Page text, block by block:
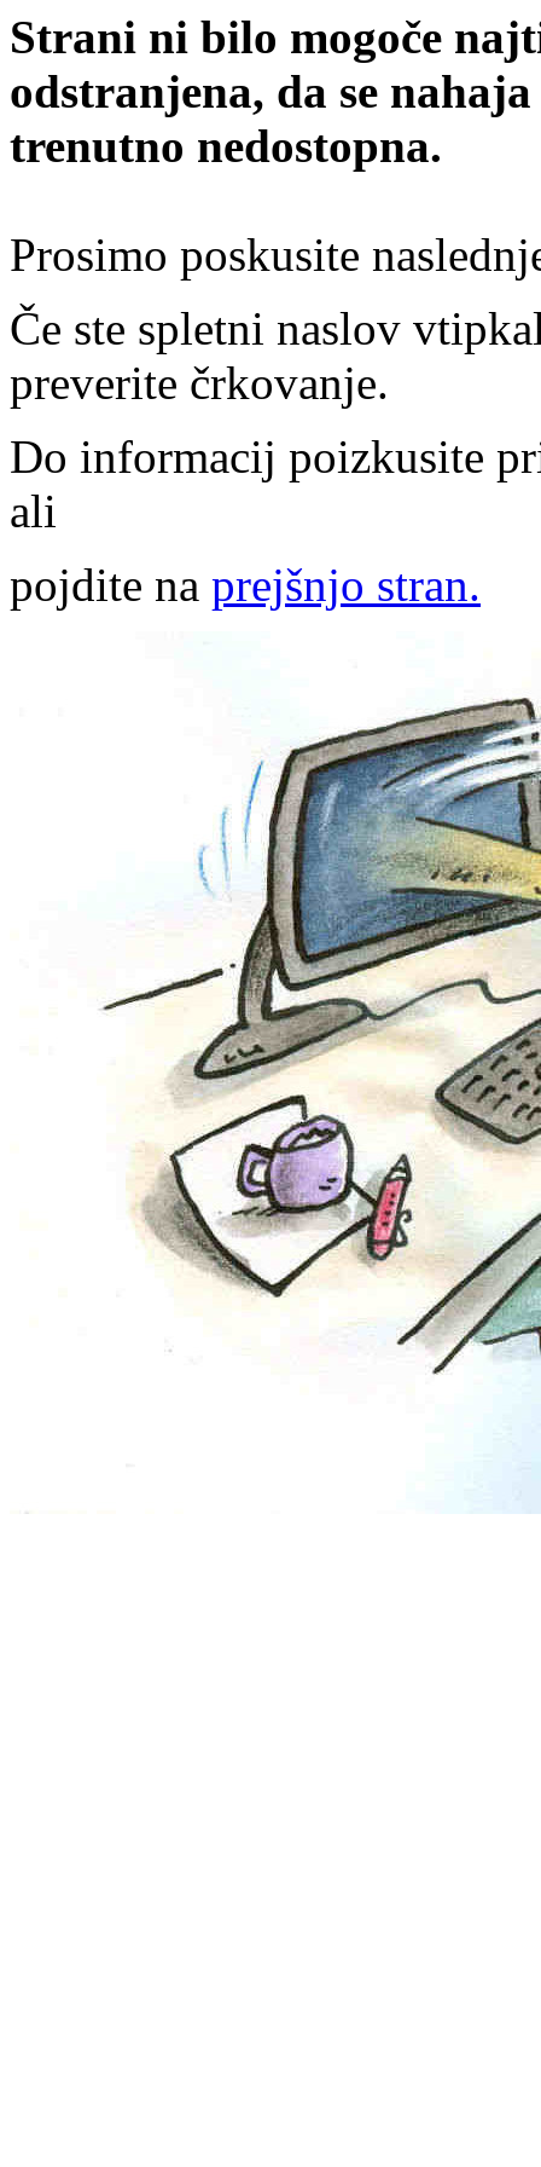
Strani ni bilo mogoče
odstranjena, da se
trenutno nedostopna.
Prosimo poskusite
Če ste spletni naslov
preverite črkovanje.
Do informacij poizkusite
ali
pojdite na prejšnjo stran.